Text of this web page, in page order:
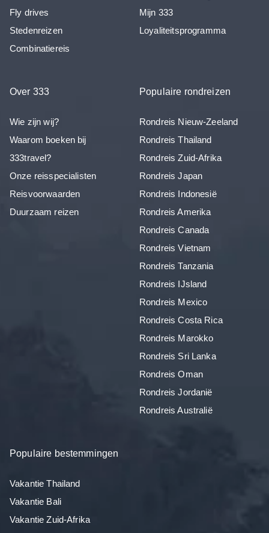
Fly drives
Stedenreizen
Combinatiereis
Mijn 333
Loyaliteitsprogramma
Over 333
Wie zijn wij?
Waarom boeken bij
333travel?
Onze reisspecialisten
Reisvoorwaarden
Duurzaam reizen
Populaire rondreizen
Rondreis Nieuw-Zeeland
Rondreis Thailand
Rondreis Zuid-Afrika
Rondreis Japan
Rondreis Indonesië
Rondreis Amerika
Rondreis Canada
Rondreis Vietnam
Rondreis Tanzania
Rondreis IJsland
Rondreis Mexico
Rondreis Costa Rica
Rondreis Marokko
Rondreis Sri Lanka
Rondreis Oman
Rondreis Jordanië
Rondreis Australië
Populaire bestemmingen
Vakantie Thailand
Vakantie Bali
Vakantie Zuid-Afrika